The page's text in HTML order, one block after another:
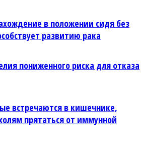
в положении сидя без
развитию рака
пониженного риска для отказа
встречаются в кишечнике,
прятаться от иммунной